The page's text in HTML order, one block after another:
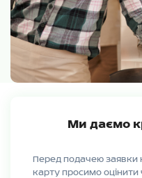
Ми даємо
Перед подачею заявки
карту просимо оцінити